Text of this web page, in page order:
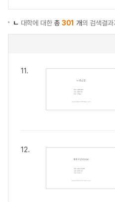
ㄴ 대학에 대한총 301 개의 검색결
11.
12.